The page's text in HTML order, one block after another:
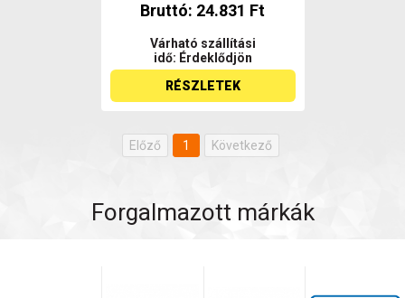
Bruttó: 24.831 Ft
Várható szállítási
idő: Érdeklődjön
RÉSZLETEK
Előző 1 Következő
Forgalmazott márkák